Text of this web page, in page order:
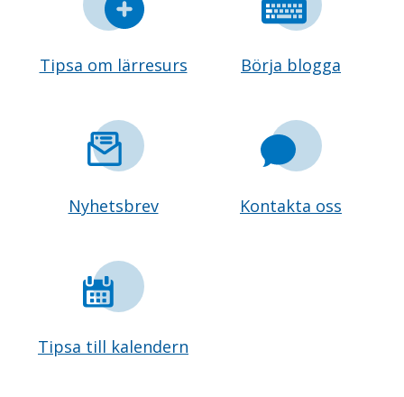
Tipsa om lärresurs Börja blogga
Nyhetsbrev Kontakta oss
Tipsa till kalendern